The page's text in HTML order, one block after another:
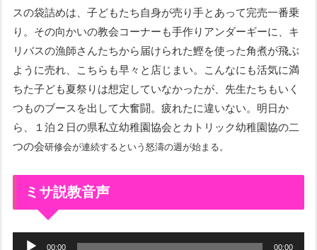
スの袋詰めは、子どもたち自身が売り手とあって完売一番乗
り。その向かいの教会コーナーも手作りアンダーギーに、キ
リバスの漁師さんたちから届けられた鰹を使った角煮が飛ぶ
ように売れ、こちらも早々と店じまい。こんなにも活気に満
ちた子ども夏祭りは想定していなかったが、先生たちもいく
つものブースを出して大奮闘。疲れたに違いない。明日か
ら、１泊２日の県私立幼稚園協会とカトリック幼稚園協の二
つの会研修会が連続するという怒濤の週が始まる。
ミサ説教音声
00:00 00:00